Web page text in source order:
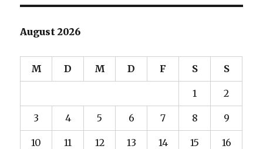
August 2026
M D M D F S S
1 2
3 4 5 6 7 8 9
10 11 12 13 14 15 16